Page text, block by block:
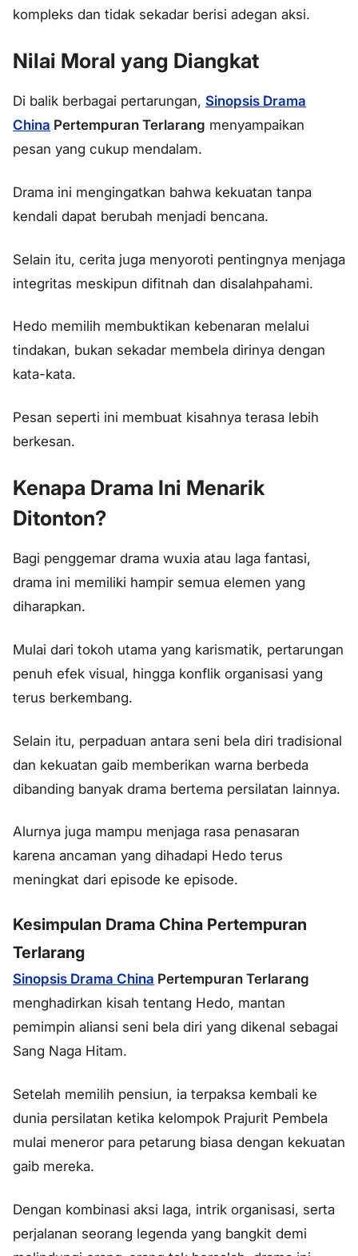
kompleks dan tidak sekadar berisi adegan aksi.
Nilai Moral yang Diangkat
Di balik berbagai pertarungan, Sinopsis Drama
China Pertempuran Terlarang menyampaikan
pesan yang cukup mendalam.
Drama ini mengingatkan bahwa kekuatan tanpa
kendali dapat berubah menjadi bencana.
Selain itu, cerita juga menyoroti pentingnya menjaga
integritas meskipun difitnah dan disalahpahami.
Hedo memilih membuktikan kebenaran melalui
tindakan, bukan sekadar membela dirinya dengan
kata-kata.
Pesan seperti ini membuat kisahnya terasa lebih
berkesan.
Kenapa Drama Ini Menarik
Ditonton?
Bagi penggemar drama wuxia atau laga fantasi,
drama ini memiliki hampir semua elemen yang
diharapkan.
Mulai dari tokoh utama yang karismatik, pertarungan
penuh efek visual, hingga konflik organisasi yang
terus berkembang.
Selain itu, perpaduan antara seni bela diri tradisional
dan kekuatan gaib memberikan warna berbeda
dibanding banyak drama bertema persilatan lainnya.
Alurnya juga mampu menjaga rasa penasaran
karena ancaman yang dihadapi Hedo terus
meningkat dari episode ke episode.
Kesimpulan Drama China Pertempuran
Terlarang
Sinopsis Drama China Pertempuran Terlarang
menghadirkan kisah tentang Hedo, mantan
pemimpin aliansi seni bela diri yang dikenal sebagai
Sang Naga Hitam.
Setelah memilih pensiun, ia terpaksa kembali ke
dunia persilatan ketika kelompok Prajurit Pembela
mulai meneror para petarung biasa dengan kekuatan
gaib mereka.
Dengan kombinasi aksi laga, intrik organisasi, serta
perjalanan seorang legenda yang bangkit demi